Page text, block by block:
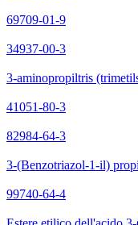
69709-01-9
34937-00-3
3-aminopropiltris
41051-80-3
82984-64-3
3-(Benzotriazol-1-il)
99740-64-4